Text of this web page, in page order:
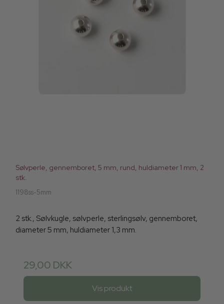
Sølvperle, gennemboret, 5 mm, rund, huldiameter 1 mm, 2
stk.
1198ss-5mm
2 stk., Sølvkugle, sølvperle, sterlingsølv, gennemboret,
diameter 5 mm, huldiameter 1,3 mm.
29,00 DKK
Vis produkt